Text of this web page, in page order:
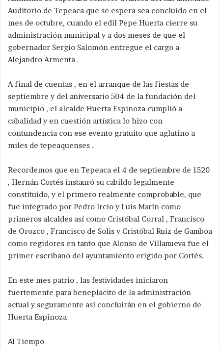
Auditorio de Tepeaca que se espera sea concluido en el
mes de octubre, cuando el edil Pepe Huerta cierre su
administración municipal y a dos meses de que el
gobernador Sergio Salomón entregue el cargo a
Alejandro Armenta .
A final de cuentas , en el arranque de las fiestas de
septiembre y del aniversario 504 de la fundación del
municipio , el alcalde Huerta Espinoza cumplió a
cabalidad y en cuestión artística lo hizo con
contundencia con ese evento gratuito que aglutino a
miles de tepeaquenses .
Recordemos que en Tepeaca el 4 de septiembre de 1520
, Hernán Cortés instauró su cabildo legalmente
constituido, y el primero realmente comprobable, que
fue integrado por Pedro Ircio y Luis Marín como
primeros alcaldes así como Cristóbal Corral , Francisco
de Orozco , Francisco de Solis y Cristóbal Ruiz de Gamboa
como regidores en tanto que Alonso de Villanueva fue el
primer escribano del ayuntamiento erigido por Cortés.
En este mes patrio , las festividades iniciaron
fuertemente para beneplácito de la administración
actual y seguramente así concluirán en el gobierno de
Huerta Espinoza
Al Tiempo